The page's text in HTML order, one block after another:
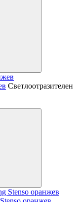
Светлоотразителен